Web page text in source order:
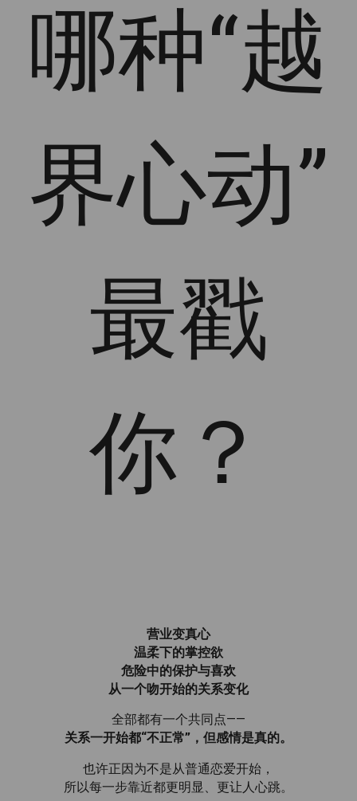
哪种“越
界心动”
最戳
你？
营业变真心
温柔下的掌控欲
危险中的保护与喜欢
从一个吻开始的关系变化
全部都有一个共同点——
关系一开始都“不正常”，但感情是真的。
也许正因为不是从普通恋爱开始，
所以每一步靠近都更明显、更让人心跳。